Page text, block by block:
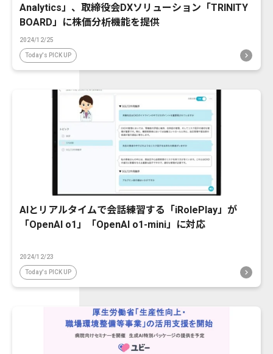
Analytics」、取締役会DXソリューション「TRINITY
BOARD」に株価分析機能を提供
2024/12/25
Today's PICK UP
AIとリアルタイムで会話練習する「iRolePlay」が
「OpenAI o1」「OpenAI o1-mini」に対応
2024/12/23
Today's PICK UP